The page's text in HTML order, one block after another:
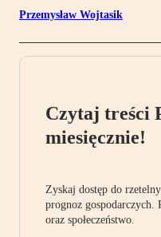
Przemysław Wojtasik
Czytaj treści
miesięcznie!
Zyskaj dostęp do
prognoz gospodarczych.
oraz społeczeństwo.